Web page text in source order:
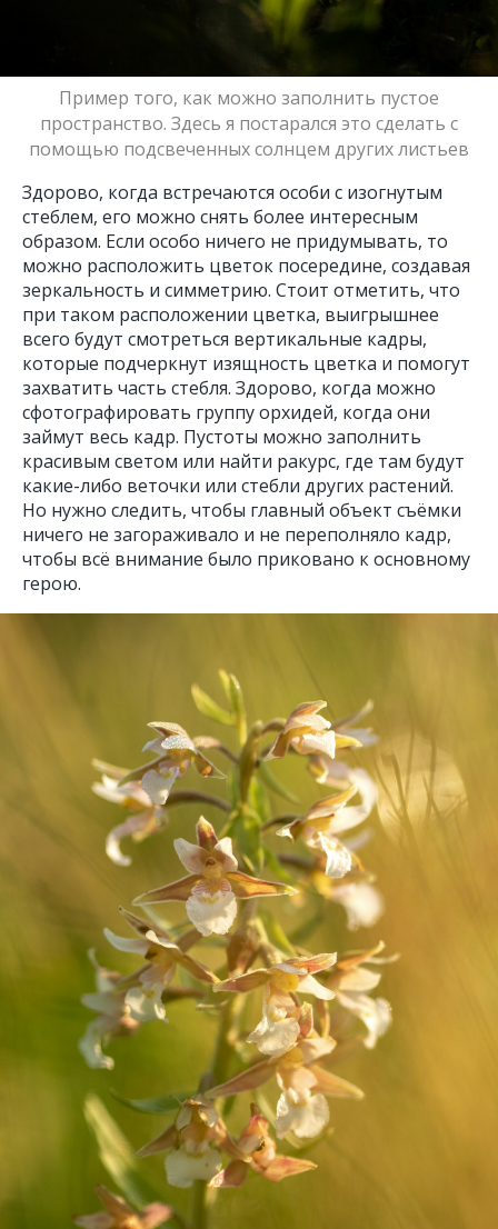
Пример того, как можно заполнить пустое
пространство. Здесь я постарался это сделать с
помощью подсвеченных солнцем других листьев
Здорово, когда встречаются особи с изогнутым
стеблем, его можно снять более интересным
образом. Если особо ничего не придумывать, то
можно расположить цветок посередине, создавая
зеркальность и симметрию. Стоит отметить, что
при таком расположении цветка, выигрышнее
всего будут смотреться вертикальные кадры,
которые подчеркнут изящность цветка и помогут
захватить часть стебля. Здорово, когда можно
сфотографировать группу орхидей, когда они
займут весь кадр. Пустоты можно заполнить
красивым светом или найти ракурс, где там будут
какие-либо веточки или стебли других растений.
Но нужно следить, чтобы главный объект съёмки
ничего не загораживало и не переполняло кадр,
чтобы всё внимание было приковано к основному
герою.